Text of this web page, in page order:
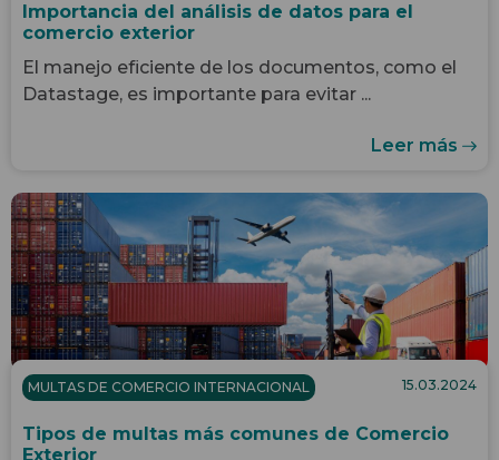
Importancia del análisis de datos para el
comercio exterior
El manejo eficiente de los documentos, como el
Datastage, es importante para evitar ...
Leer más
MULTAS DE COMERCIO INTERNACIONAL 15.03.2024
Tipos de multas más comunes de Comercio
Exterior